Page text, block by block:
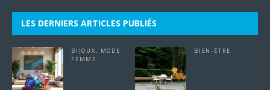
LES DERNIERS ARTICLES PUBLIÉS
BIJOUX
MODE
FEMME
BIEN-ÊTRE